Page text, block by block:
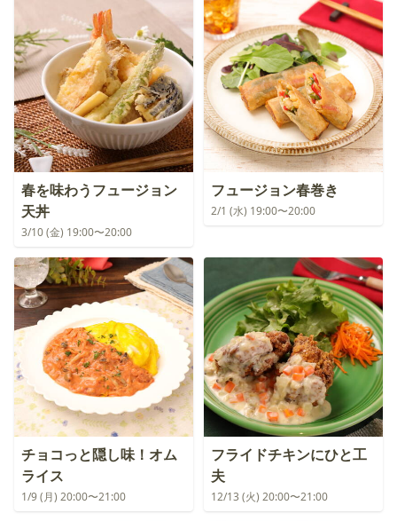
春を味わうフュージョン
天丼
3/10 (金) 19:00〜20:00
フュージョン春巻き
2/1 (水) 19:00〜20:00
チョコっと隠し味！オム
ライス
1/9 (月) 20:00〜21:00
フライドチキンにひと工
夫
12/13 (火) 20:00〜21:00